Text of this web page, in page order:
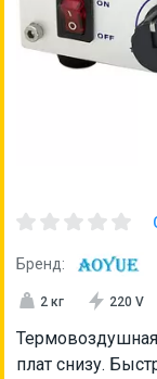
Бренд:
2 кг 220 V
плат снизу.